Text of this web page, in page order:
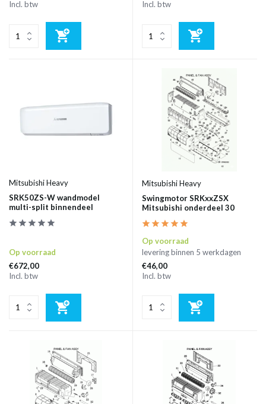
Incl. btw
Incl. btw
Mitsubishi Heavy
SRK50ZS-W wandmodel
multi-split binnendeel
Op voorraad
€672,00
Incl. btw
Mitsubishi Heavy
Swingmotor SRKxxZSX
Mitsubishi onderdeel 30
Op voorraad
levering binnen 5 werkdagen
€46,00
Incl. btw